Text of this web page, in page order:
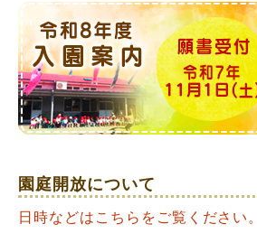
園庭開放について
日時などはこちらをご覧ください。